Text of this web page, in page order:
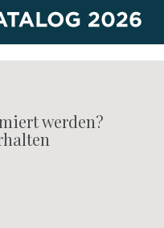
werden?